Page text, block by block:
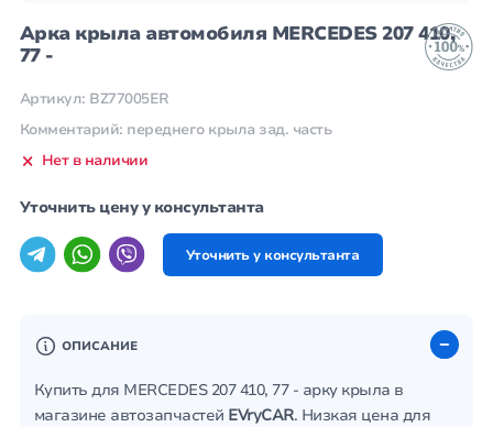
Арка крыла автомобиля MERCEDES 207 410,
77 -
Артикул: BZ77005ER
Комментарий: переднего крыла зад. часть
Нет в наличии
Уточнить цену у консультанта
Уточнить у консультанта
ОПИСАНИЕ
Купить для MERCEDES 207 410, 77 - арку крыла в
магазине автозапчастей EVryCAR. Низкая цена для